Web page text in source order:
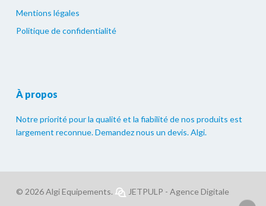
Mentions légales
Politique de confidentialité
À propos
Notre priorité pour la qualité et la fiabilité de nos produits est
largement reconnue. Demandez nous un devis. Algi.
© 2026 Algi Equipements. JETPULP - Agence Digitale